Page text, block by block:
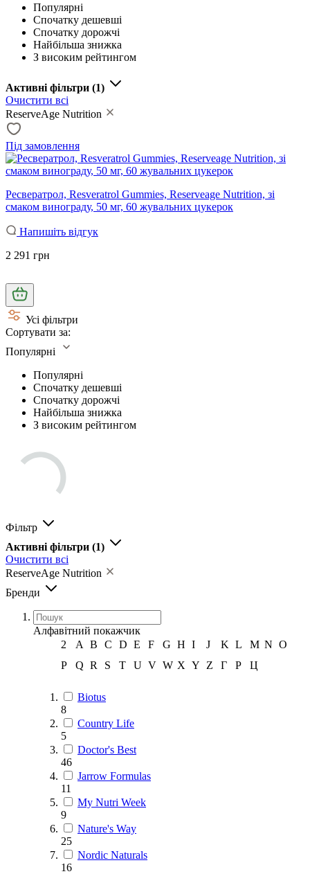
Популярні
Спочатку дешевші
Спочатку дорожчі
Найбільша знижка
З високим рейтингом
Активні фільтри (1)
Очистити всі
ReserveAge Nutrition
Під замовлення
Ресвератрол, Resveratrol Gummies, Reserveage Nutrition, зі
смаком винограду, 50 мг, 60 жувальних цукерок
Напишіть відгук
2 291 грн
Усі фільтри
Сортувати за:
Популярні
Популярні
Спочатку дешевші
Спочатку дорожчі
Найбільша знижка
З високим рейтингом
Фільтр
Активні фільтри (1)
Очистити всі
ReserveAge Nutrition
Бренди
Алфавітний покажчик
2
A B C D E F G H I J K L M N O
P
Q R S T U V W X Y Z Г Р Ц
Biotus
8
Country Life
5
Doctor's Best
46
Jarrow Formulas
11
My Nutri Week
9
Nature's Way
25
Nordic Naturals
16